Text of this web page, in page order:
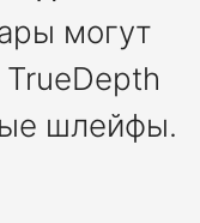
могут
шлейфы.